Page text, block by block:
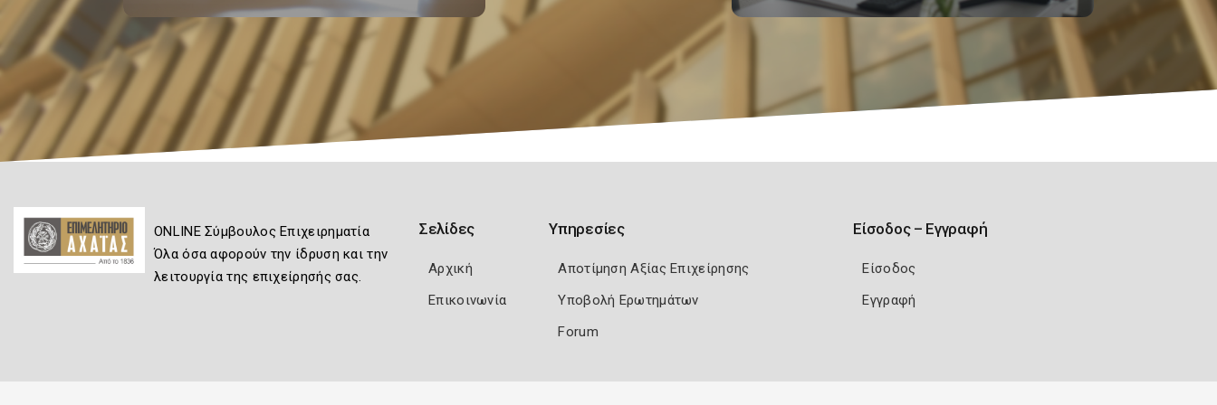
ONLINE Σύμβουλος Επιχειρηματία
Όλα όσα αφορούν την ίδρυση και την
λειτουργία της επιχείρησής σας.
Σελίδες
Αρχική
Επικοινωνία
Υπηρεσίες
Αποτίμηση Αξίας Επιχείρησης
Υποβολή Ερωτημάτων
Forum
Είσοδος – Εγγραφή
Είσοδος
Εγγραφή